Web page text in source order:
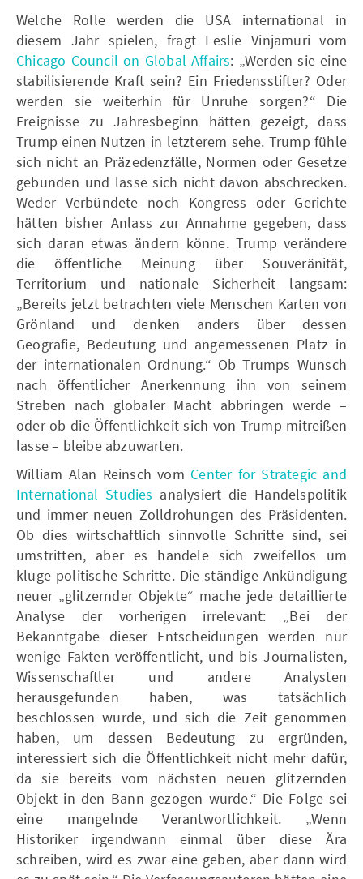
Welche Rolle werden die USA international in
diesem Jahr spielen, fragt Leslie Vinjamuri vom
Chicago Council on Global Affairs: „Werden sie eine
stabilisierende Kraft sein? Ein Friedensstifter? Oder
werden sie weiterhin für Unruhe sorgen?“ Die
Ereignisse zu Jahresbeginn hätten gezeigt, dass
Trump einen Nutzen in letzterem sehe. Trump fühle
sich nicht an Präzedenzfälle, Normen oder Gesetze
gebunden und lasse sich nicht davon abschrecken.
Weder Verbündete noch Kongress oder Gerichte
hätten bisher Anlass zur Annahme gegeben, dass
sich daran etwas ändern könne. Trump verändere
die öffentliche Meinung über Souveränität,
Territorium und nationale Sicherheit langsam:
„Bereits jetzt betrachten viele Menschen Karten von
Grönland und denken anders über dessen
Geografie, Bedeutung und angemessenen Platz in
der internationalen Ordnung.“ Ob Trumps Wunsch
nach öffentlicher Anerkennung ihn von seinem
Streben nach globaler Macht abbringen werde –
oder ob die Öffentlichkeit sich von Trump mitreißen
lasse – bleibe abzuwarten.
William Alan Reinsch vom Center for Strategic and
International Studies analysiert die Handelspolitik
und immer neuen Zolldrohungen des Präsidenten.
Ob dies wirtschaftlich sinnvolle Schritte sind, sei
umstritten, aber es handele sich zweifellos um
kluge politische Schritte. Die ständige Ankündigung
neuer „glitzernder Objekte“ mache jede detaillierte
Analyse der vorherigen irrelevant: „Bei der
Bekanntgabe dieser Entscheidungen werden nur
wenige Fakten veröffentlicht, und bis Journalisten,
Wissenschaftler und andere Analysten
herausgefunden haben, was tatsächlich
beschlossen wurde, und sich die Zeit genommen
haben, um dessen Bedeutung zu ergründen,
interessiert sich die Öffentlichkeit nicht mehr dafür,
da sie bereits vom nächsten neuen glitzernden
Objekt in den Bann gezogen wurde.“ Die Folge sei
eine mangelnde Verantwortlichkeit. „Wenn
Historiker irgendwann einmal über diese Ära
schreiben, wird es zwar eine geben, aber dann wird